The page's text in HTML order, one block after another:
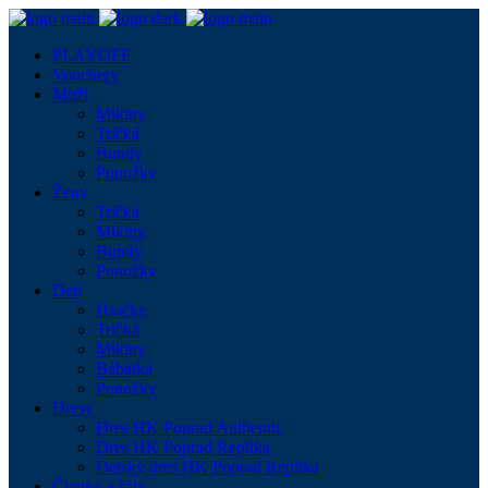
PLAYOFF
Vouchery
Muži
Mikiny
Tričká
Bundy
Ponožky
Ženy
Tričká
Mikiny
Bundy
Ponožky
Deti
Hračky
Tričká
Mikiny
Bábätká
Ponožky
Dresy
Dres HK Poprad Authentic
Dres HK Poprad Replika
Detský dres HK Poprad Replika